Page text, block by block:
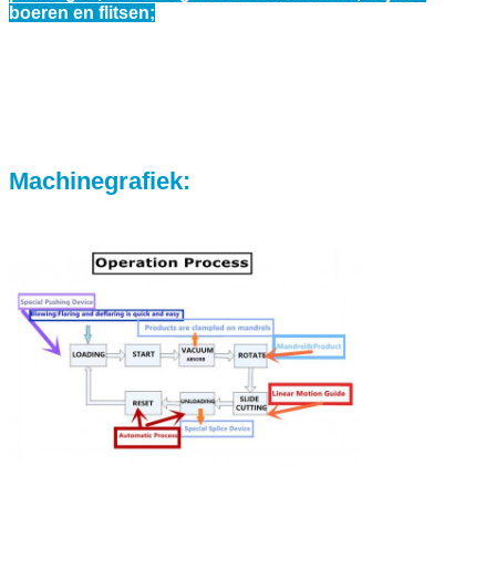
boeren en flitsen;
Machinegrafiek: